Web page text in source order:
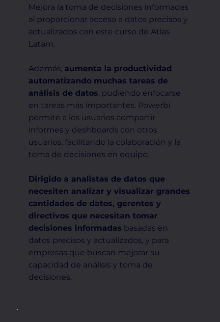
Mejora la toma de decisiones informadas
al proporcionar acceso a datos precisos y
actualizados con este curso de Atlas
Latam.
Además, aumenta la productividad
automatizando muchas tareas de
análisis de datos, pudiendo enfocarse
en tareas más importantes. Powerbi
permite a los usuarios compartir
informes y deshboards con otros
usuarios, facilitando la colaboración y la
toma de decisiones en equipo.
Dirigido a analistas de datos que
necesiten analizar y visualizar grandes
cantidades de datos, gerentes y
directivos que necesitan tomar
decisiones informadas basadas en
datos precisos y actualizados, y para
empresas que buscan mejorar su
capacidad de análisis y toma de
decisiones.